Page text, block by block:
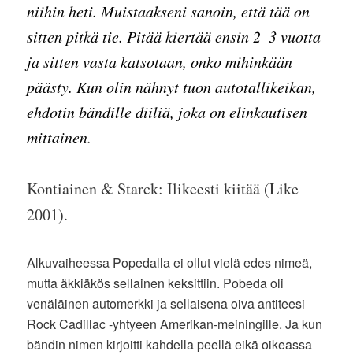
niihin heti. Muistaakseni sanoin, että tää on
sitten pitkä tie. Pitää kiertää ensin 2–3 vuotta
ja sitten vasta katsotaan, onko mihinkään
päästy. Kun olin nähnyt tuon autotallikeikan,
ehdotin bändille diiliä, joka on elinkautisen
mittainen.
Kontiainen & Starck: Ilikeesti kiitää (Like
2001).
Alkuvaiheessa Popedalla ei ollut vielä edes nimeä,
mutta äkkiäkös sellainen keksittiin. Pobeda oli
venäläinen automerkki ja sellaisena oiva antiteesi
Rock Cadillac -yhtyeen Amerikan-meiningille. Ja kun
bändin nimen kirjoitti kahdella peellä eikä oikeassa